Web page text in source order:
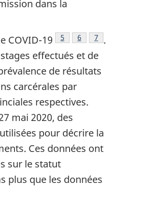
dans la
COVID-19
Note de bas de page
5 Note de bas de page
6 Note de bas de
7 .
effectués et de
de résultats
carcérales par
respectives.
mai 2020, des
pour décrire la
Ces données ont
sur le statut
plus que les données